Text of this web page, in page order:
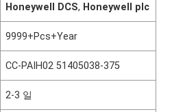
Honeywell DCS, Honeywell plc
9999+Pcs+Year
CC-PAIH02 51405038-375
2-3 일